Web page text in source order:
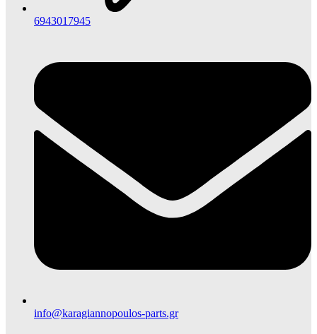
6943017945
info@karagiannopoulos-parts.gr